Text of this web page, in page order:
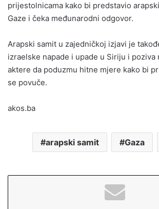
prijestolnicama kako bi predstavio
Gaze i čeka međunarodni odgovor.
Arapski samit u zajedničkoj izjavi je
izraelske napade i upade u Siriju i poziva
aktere da poduzmu hitne mjere kako bi
se povuče.
akos.ba
arapski samit Gaza